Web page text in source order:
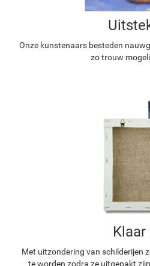
Onze kunstenaars besteden
zo trouw
Met uitzondering van schilderijen
te worden zodra ze uitgepakt